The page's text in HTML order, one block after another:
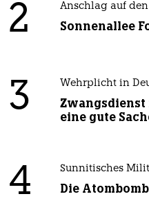
2 Anschlag auf
Sonnenallee
3 Wehrplicht in
eine gute
4 Sunnitisches
Die